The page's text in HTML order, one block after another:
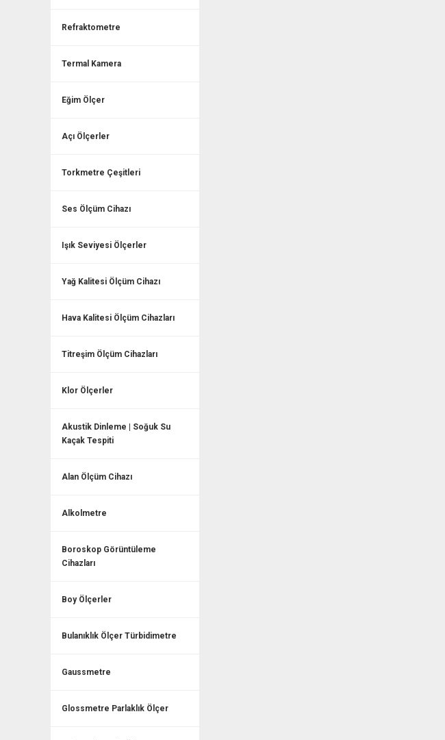
Refraktometre
Termal Kamera
Eğim Ölçer
Açı Ölçerler
Torkmetre Çeşitleri
Ses Ölçüm Cihazı
Işık Seviyesi Ölçerler
Yağ Kalitesi Ölçüm Cihazı
Hava Kalitesi Ölçüm Cihazları
Titreşim Ölçüm Cihazları
Klor Ölçerler
Akustik Dinleme | Soğuk Su
Kaçak Tespiti
Alan Ölçüm Cihazı
Alkolmetre
Boroskop Görüntüleme
Cihazları
Boy Ölçerler
Bulanıklık Ölçer Türbidimetre
Gaussmetre
Glossmetre Parlaklık Ölçer